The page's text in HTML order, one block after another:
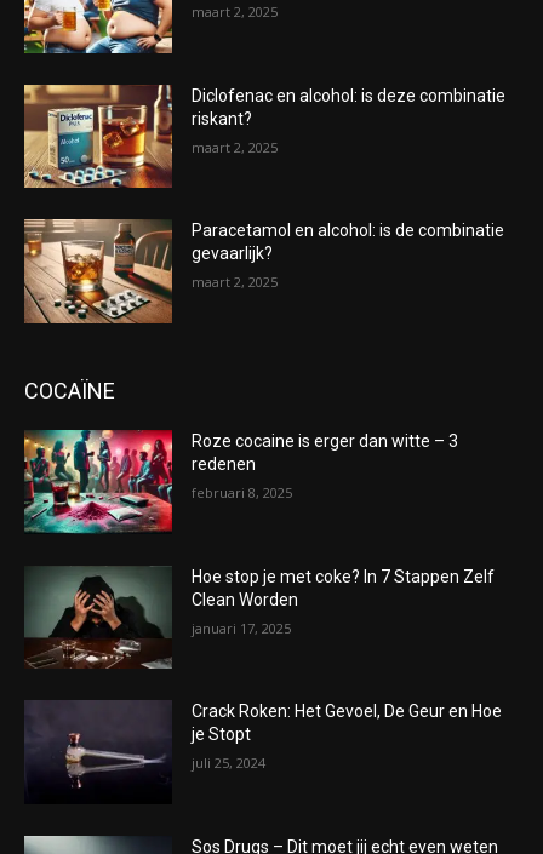
maart 2, 2025
Diclofenac en alcohol: is deze combinatie
riskant?
maart 2, 2025
Paracetamol en alcohol: is de combinatie
gevaarlijk?
maart 2, 2025
COCAÏNE
Roze cocaine is erger dan witte – 3
redenen
februari 8, 2025
Hoe stop je met coke? In 7 Stappen Zelf
Clean Worden
januari 17, 2025
Crack Roken: Het Gevoel, De Geur en Hoe
je Stopt
juli 25, 2024
Sos Drugs – Dit moet jij echt even weten